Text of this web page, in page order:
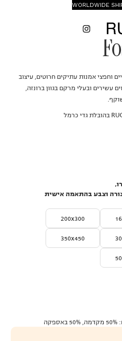
WORLDWIDE
וחפצי אמנות עתיקים חרוטים, עיצוב
ובעלי מרקם בגוון ברונזה,
וצבע בהתאמה אישית
200x300
350x450